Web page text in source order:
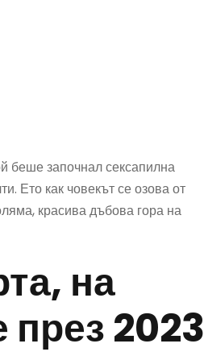
беше започнал сексапилна
Ето как човекът се озова от
красива дъбова гора на
на
през 2023